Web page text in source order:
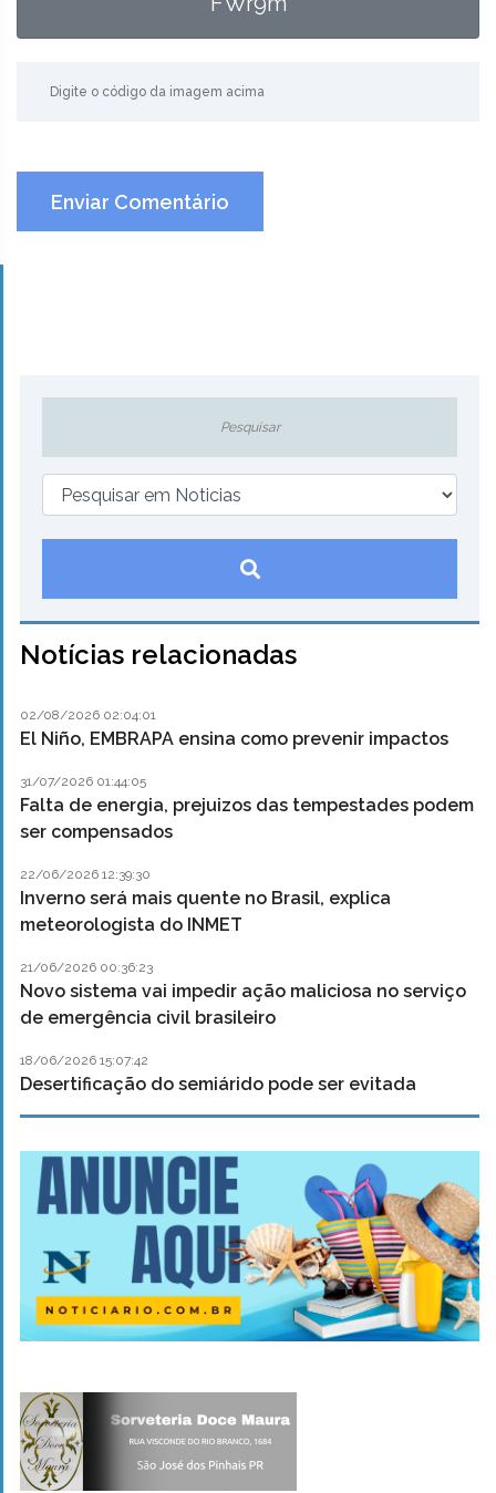
Enviar Comentário
Notícias relacionadas
02/08/2026 02:04:01
El Niño, EMBRAPA ensina como prevenir impactos
31/07/2026 01:44:05
Falta de energia, prejuizos das tempestades podem
ser compensados
22/06/2026 12:39:30
Inverno será mais quente no Brasil, explica
meteorologista do INMET
21/06/2026 00:36:23
Novo sistema vai impedir ação maliciosa no serviço
de emergência civil brasileiro
18/06/2026 15:07:42
Desertificação do semiárido pode ser evitada